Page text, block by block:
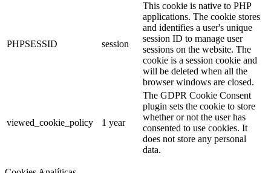
PHPSESSID session
This cookie is native to PHP
applications. The cookie stores
and identifies a user's unique
session ID to manage user
sessions on the website. The
cookie is a session cookie and
will be deleted when all the
browser windows are closed.
viewed_cookie_policy 1 year
The GDPR Cookie Consent
plugin sets the cookie to store
whether or not the user has
consented to use cookies. It
does not store any personal
data.